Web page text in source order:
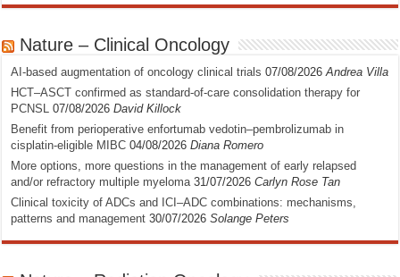
Nature – Clinical Oncology
AI-based augmentation of oncology clinical trials 07/08/2026 Andrea Villa
HCT–ASCT confirmed as standard-of-care consolidation therapy for
PCNSL 07/08/2026 David Killock
Benefit from perioperative enfortumab vedotin–pembrolizumab in
cisplatin-eligible MIBC 04/08/2026 Diana Romero
More options, more questions in the management of early relapsed
and/or refractory multiple myeloma 31/07/2026 Carlyn Rose Tan
Clinical toxicity of ADCs and ICI–ADC combinations: mechanisms,
patterns and management 30/07/2026 Solange Peters